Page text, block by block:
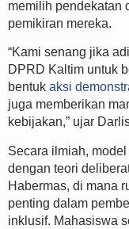
memilih pendekatan
pemikiran mereka.
“Kami senang jika
DPRD Kaltim untuk
bentuk aksi
juga memberikan
kebijakan,” ujar
Secara ilmiah,
dengan teori
Habermas, di mana
penting dalam
inklusif. Mahasiswa